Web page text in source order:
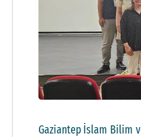
Gaziantep İslam Bilim